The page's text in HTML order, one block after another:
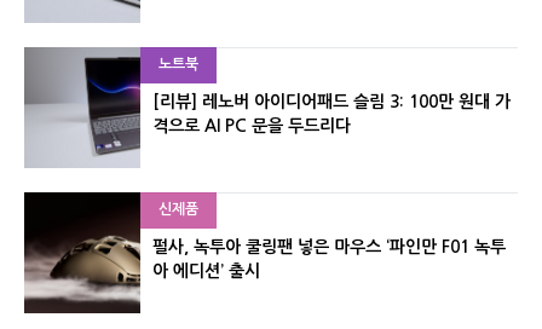
노트북
[리뷰] 레노버 아이디어패드 슬림 3: 100만 원대 가
격으로 AI PC 문을 두드리다
신제품
펄사, 녹투아 쿨링팬 넣은 마우스 ‘파인만 F01 녹투
아 에디션’ 출시